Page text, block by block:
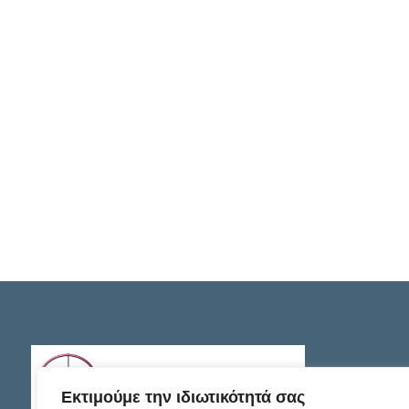
Εκτιμούμε την ιδιωτικότητά σας